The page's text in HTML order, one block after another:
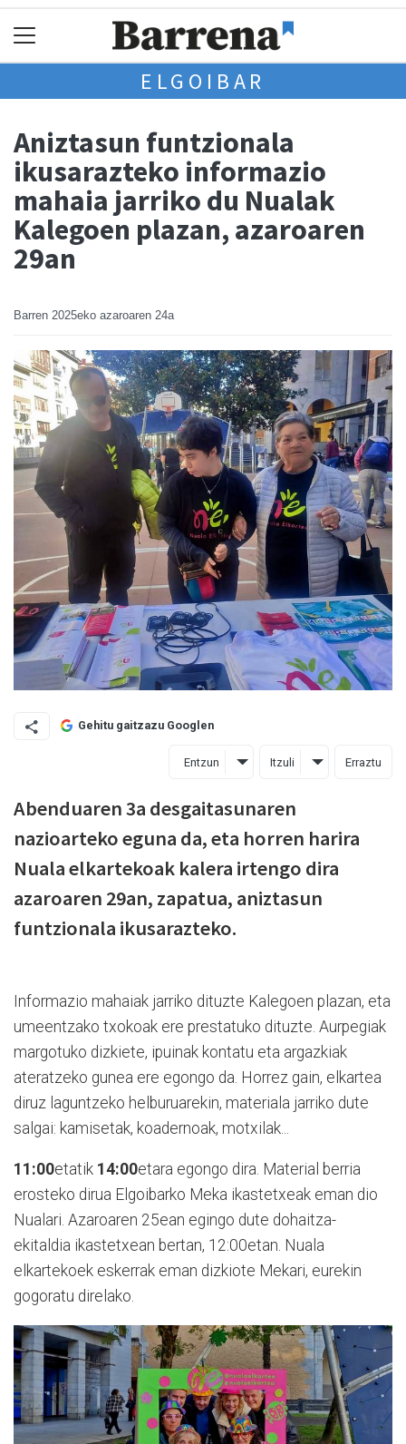
ELGOIBAR
Aniztasun funtzionala
ikusarazteko informazio
mahaia jarriko du Nualak
Kalegoen plazan, azaroaren
29an
Barren 2025eko azaroaren 24a
Gehitu gaitzazu Googlen
Entzun Itzuli Erraztu
Abenduaren 3a desgaitasunaren
nazioarteko eguna da, eta horren harira
Nuala elkartekoak kalera irtengo dira
azaroaren 29an, zapatua, aniztasun
funtzionala ikusarazteko.
Informazio mahaiak jarriko dituzte Kalegoen plazan, eta
umeentzako txokoak ere prestatuko dituzte. Aurpegiak
margotuko dizkiete, ipuinak kontatu eta argazkiak
ateratzeko gunea ere egongo da. Horrez gain, elkartea
diruz laguntzeko helburuarekin, materiala jarriko dute
salgai: kamisetak, koadernoak, motxilak...
11:00etatik 14:00etara egongo dira. Material berria
erosteko dirua Elgoibarko Meka ikastetxeak eman dio
Nualari. Azaroaren 25ean egingo dute dohaitza-
ekitaldia ikastetxean bertan, 12:00etan. Nuala
elkartekoek eskerrak eman dizkiote Mekari, eurekin
gogoratu direlako.